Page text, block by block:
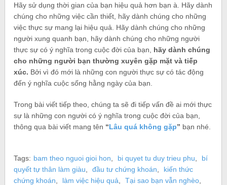
Hãy sử dụng thời gian của bạn hiệu quả hơn bạn à. Hãy dành
chúng cho những việc cần thiết, hãy dành chúng cho những
việc thực sự mang lại hiệu quả. Hãy dành chúng cho những
người xung quanh bạn, hãy dành chúng cho những người
thực sự có ý nghĩa trong cuộc đời của bạn, hãy dành chúng
cho những người bạn thường xuyên gặp mặt và tiếp
xúc. Bởi vì đó mới là những con người thực sự có tác động
đến ý nghĩa cuộc sống hằng ngày của bạn.
Trong bài viết tiếp theo, chúng ta sẽ đi tiếp vấn đề ai mới thực
sự là những con người có ý nghĩa trong cuộc đời của bạn,
thông qua bài viết mang tên “Lâu quá không gặp” bạn nhé.
Tags: bam theo nguoi gioi hon bi quyet tu duy trieu phu
bí
quyết tự thân làm giàu
đầu tư chứng khoán
kiến thức
chứng khoán
làm việc hiệu quả Tại sao bạn vẫn nghèo